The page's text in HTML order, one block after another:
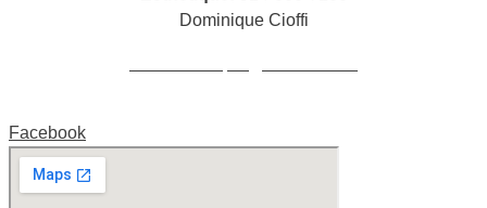
Dominique Cioffi
Facebook